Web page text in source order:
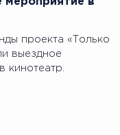
проекта «Только
выездное
кинотеатр.